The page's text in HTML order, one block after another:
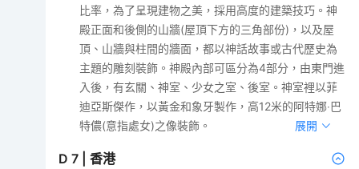
比率，為了呈現建物之美，採用高度的建築技巧。神
殿正面和後側的山牆(屋頂下方的三角部份)，以及屋
頂、山牆與柱間的牆面，都以神話故事或古代歷史為
主題的雕刻裝飾。神殿內部可區分為4部分，由東門進
入後，有玄關、神室、少女之室、後室。神室裡以菲
迪亞斯傑作，以黃金和象牙製作，高12米的阿特娜‧巴
特儂(意指處女)之像裝飾。
展開
D7 |香港